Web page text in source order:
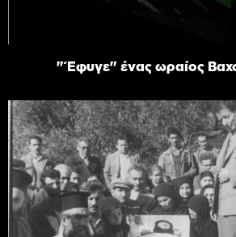
"Έφυγε" ένας ωραίος